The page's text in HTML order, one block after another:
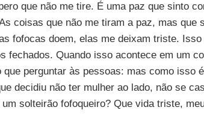
que não me tire. É uma paz que sinto
coisas que não me tiram a paz, mas que
fofocas doem, elas me deixam triste. Isso
fechados. Quando isso acontece em um
perguntar às pessoas: mas como isso é
decidiu não ter mulher ao lado, não se
solteirão fofoqueiro? Que vida triste,